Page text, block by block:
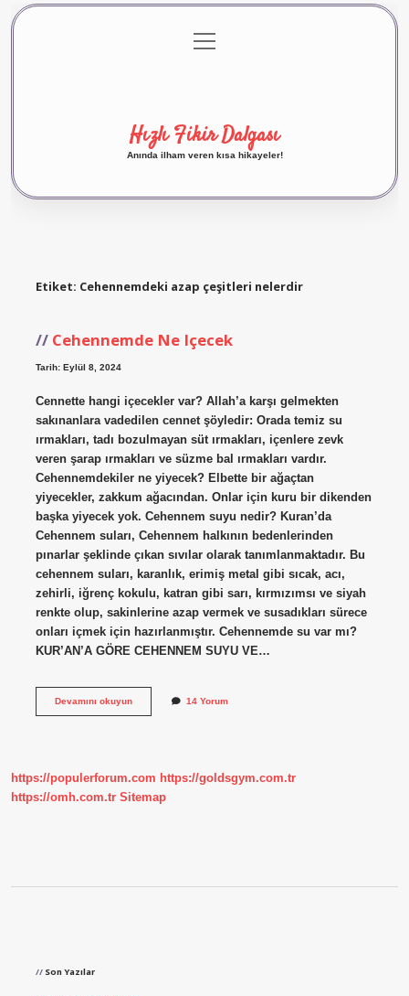
Gizlilik Politikası
menüyü
aç
Hızlı Fikir Dalgası
Anında ilham veren kısa hikayeler!
Etiket: Cehennemdeki azap çeşitleri nelerdir
Cehennemde Ne Içecek
Tarih: Eylül 8, 2024
Cennette hangi içecekler var? Allah’a karşı gelmekten
sakınanlara vadedilen cennet şöyledir: Orada temiz su
ırmakları, tadı bozulmayan süt ırmakları, içenlere zevk
veren şarap ırmakları ve süzme bal ırmakları vardır.
Cehennemdekiler ne yiyecek? Elbette bir ağaçtan
yiyecekler, zakkum ağacından. Onlar için kuru bir dikenden
başka yiyecek yok. Cehennem suyu nedir? Kuran’da
Cehennem suları, Cehennem halkının bedenlerinden
pınarlar şeklinde çıkan sıvılar olarak tanımlanmaktadır. Bu
cehennem suları, karanlık, erimiş metal gibi sıcak, acı,
zehirli, iğrenç kokulu, katran gibi sarı, kırmızımsı ve siyah
renkte olup, sakinlerine azap vermek ve susadıkları sürece
onları içmek için hazırlanmıştır. Cehennemde su var mı?
KUR’AN’A GÖRE CEHENNEM SUYU VE…
Devamını okuyunCehennemde14 Yorum
https://populerforum.com https://goldsgym.com.tr
https://omh.com.tr Sitemap
Son Yazılar